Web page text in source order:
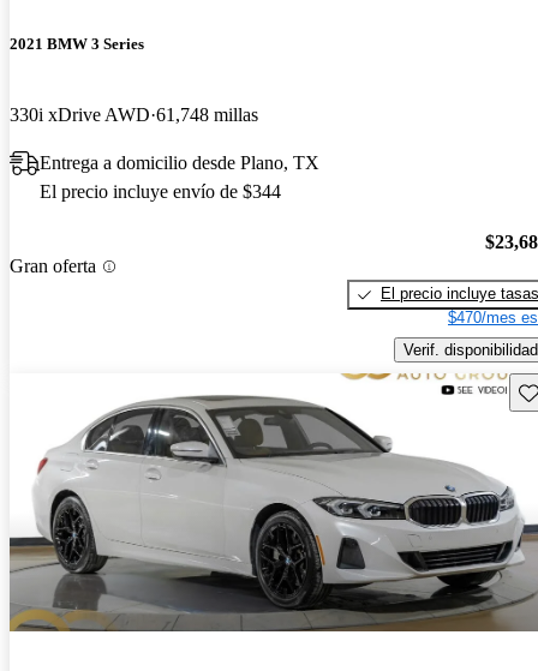
2021 BMW 3 Series
330i xDrive AWD 61,748 millas
Entrega a domicilio desde Plano, TX
El precio incluye envío de $344
Gran oferta
El precio incluye tasas
$470/mes
Verif. disponibilidad